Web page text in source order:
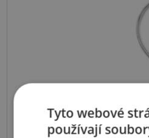
Tyto webové
používají